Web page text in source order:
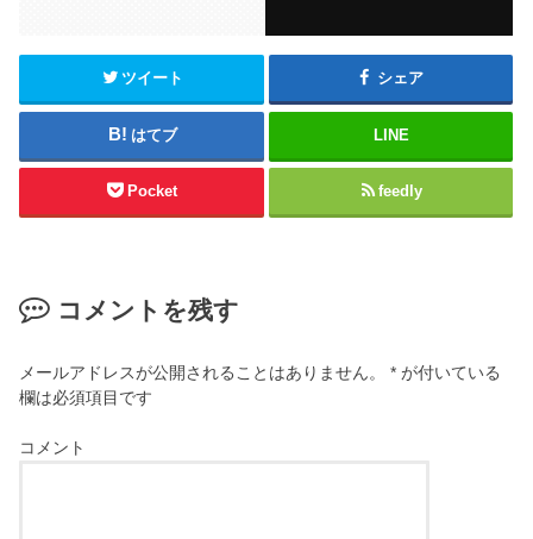
ツイート シェア
はてブ LINE
Pocket feedly
コメントを残す
メールアドレスが公開されることはありません。 * が付いている
欄は必須項目です
コメント